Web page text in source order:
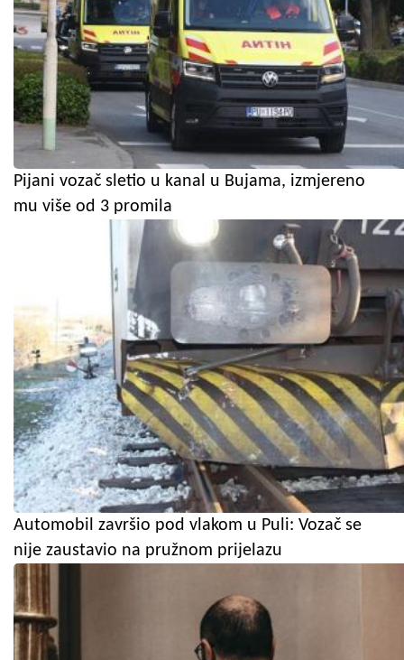
Pijani vozač sletio u kanal u Bujama, izmjereno
mu više od 3 promila
Automobil završio pod vlakom u Puli: Vozač se
nije zaustavio na pružnom prijelazu